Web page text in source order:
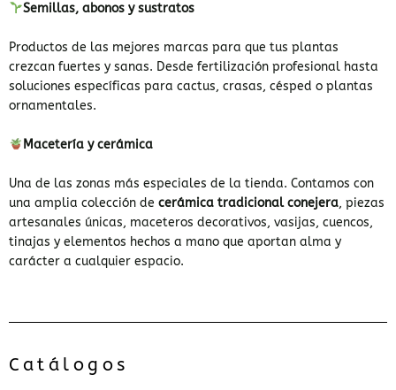
Semillas, abonos y sustratos
Productos de las mejores marcas para que tus plantas
crezcan fuertes y sanas. Desde fertilización profesional hasta
soluciones específicas para cactus, crasas, césped o plantas
ornamentales.
Macetería y cerámica
Una de las zonas más especiales de la tienda. Contamos con
una amplia colección de cerámica tradicional conejera, piezas
artesanales únicas, maceteros decorativos, vasijas, cuencos,
tinajas y elementos hechos a mano que aportan alma y
carácter a cualquier espacio.
Catálogos